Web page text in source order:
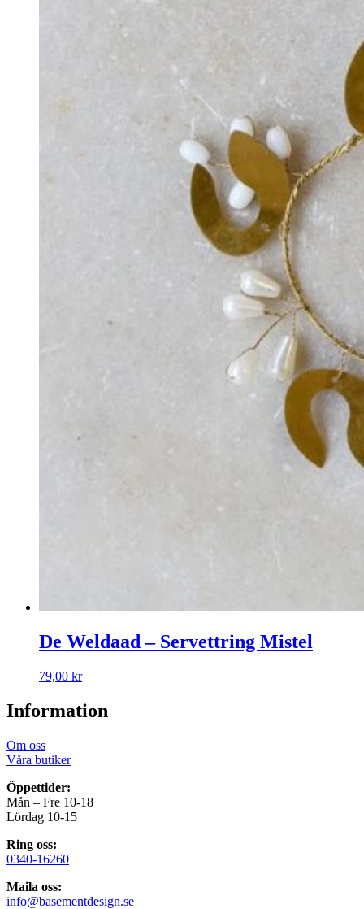
De Weldaad – Servettring Mistel
79,00 kr
Information
Om oss
Våra butiker
Öppettider:
Mån – Fre 10-18
Lördag 10-15
Ring oss:
0340-16260
Maila oss:
info@basementdesign.se